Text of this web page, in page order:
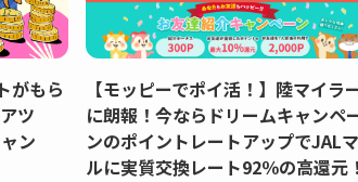
がもら
ツ
ン
【モッピーでポイ活！】陸マイラ
に朗報！今ならドリームキャンペ
ンのポイントレートアップでJAL
ルに実質交換レート92％の高還元